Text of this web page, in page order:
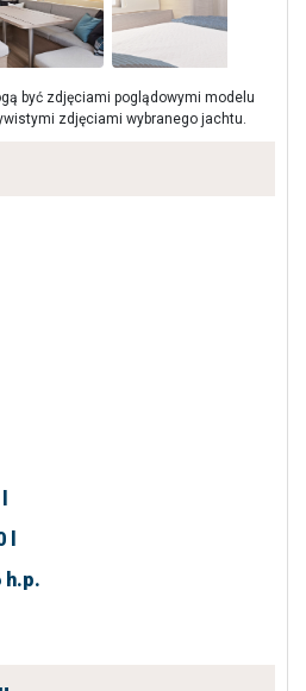
być zdjęciami poglądowymi modelu
zdjęciami wybranego jachtu.
h.p.